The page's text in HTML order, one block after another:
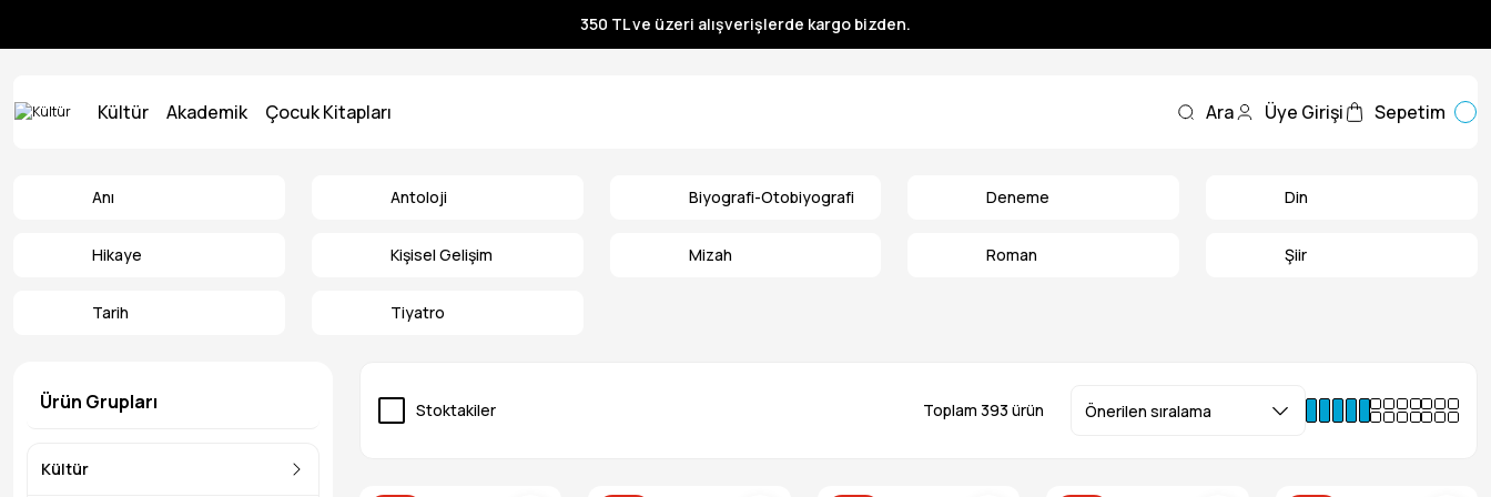
350 TL ve üzeri alışverişlerde kargo bizden.
Kültür Akademik Çocuk Kitapları Ara Üye Girişi Sepetim
Anı Antoloji Biyografi-Otobiyografi Deneme Din
Hikaye Kişisel Gelişim Mizah Roman Şiir
Tarih Tiyatro
Ürün Grupları
Kültür
Stoktakiler Toplam 393 ürün